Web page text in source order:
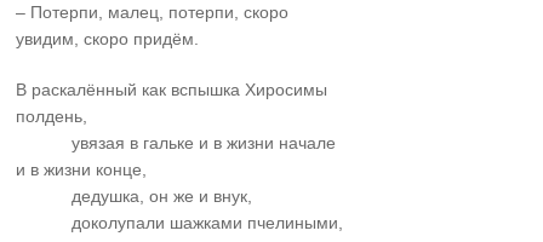
– Потерпи, малец, потерпи, скоро
увидим, скоро придём.
В раскалённый как вспышка Хиросимы
полдень,
……….увязая в гальке и в жизни начале
и в жизни конце,
дедушка, он же и внук,
доколупали шажками пчелиными,